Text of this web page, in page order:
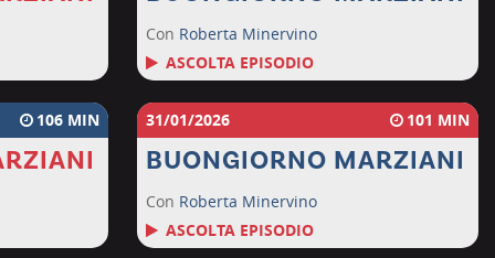
Con Roberta Minervino
ASCOLTA EPISODIO
106 31/01/2026 101
BUONGIORNO MARZIANI
Con Roberta Minervino
ASCOLTA EPISODIO